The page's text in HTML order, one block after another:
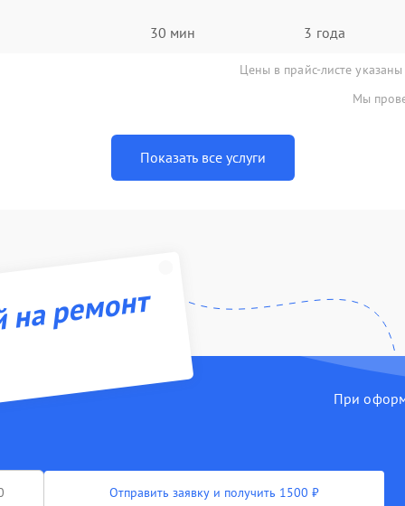
30 мин 3 года
Цены в прайс-листе
Мы
Показать все услуги
ремонт
При
Отправить заявку и получить 1500 ₽